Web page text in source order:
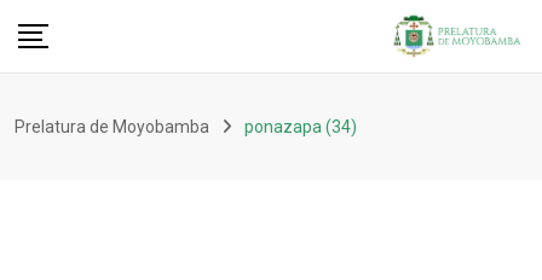
Prelatura de Moyobamba ponazapa (34)